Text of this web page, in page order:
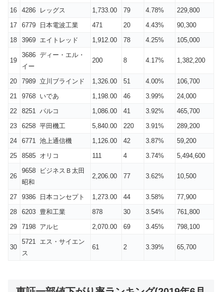
16 4286 レッグス 1,733.00 79 4.78%
229,800
17
6779 日本電波工業 471 20 4.43%
90,300
18
3969 エイトレッド 1,912.00 78 4.25% 105,000
19
3686 ディー・エル・
イー
200 8 4.17% 1,382,200
20 7989 立川ブラインド 1,326.00 51 4.00%
106,700
21
9768 いであ 1,198.00 46 3.99%
24,000
22
8251 パルコ 1,086.00 41 3.92%
465,700
23
6258 平田機工 5,840.00 220 3.91%
289,200
24
6771 池上通信機 1,126.00 42 3.87%
59,200
25
8585 オリコ 111 4 3.74% 5,494,600
26
9658 ビジネスＢ太田
昭和
2,206.00 77 3.62% 10,500
27 9386 日本コンセプト 1,273.00 44 3.58%
77,900
28
6203 豊和工業 878 30 3.54%
761,800
29
7198 アルヒ 2,070.00 69 3.45% 798,100
30
5721 エス・サイエン
ス
61 2 3.39% 65,700